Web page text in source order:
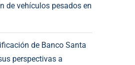
de vehículos pesados en
de Banco Santa
perspectivas a